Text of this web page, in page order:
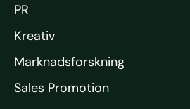
PR
Kreativ
Marknadsforskning
Sales Promotion